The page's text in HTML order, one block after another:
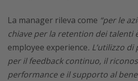
La manager rileva come “per le
chiave per la retention dei talenti
employee experience. L’utilizzo
per il feedback continuo, il
performance e il supporto al